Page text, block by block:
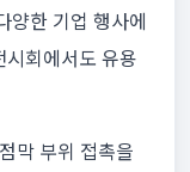
양한 기업 행사에
회에서도 유용
막 부위 접촉을